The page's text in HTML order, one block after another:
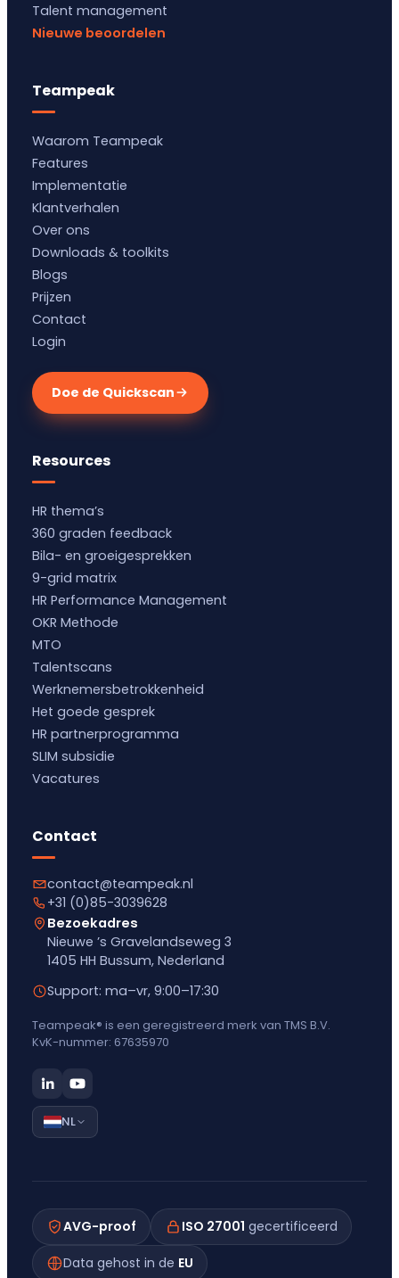
Talent management
Nieuwe beoordelen
Teampeak
Waarom Teampeak
Features
Implementatie
Klantverhalen
Over ons
Downloads & toolkits
Blogs
Prijzen
Contact
Login
Doe de Quickscan
Resources
HR thema’s
360 graden feedback
Bila- en groeigesprekken
9-grid matrix
HR Performance Management
OKR Methode
MTO
Talentscans
Werknemersbetrokkenheid
Het goede gesprek
HR partnerprogramma
SLIM subsidie
Vacatures
Contact
contact@teampeak.nl
+31 (0)85-3039628
Bezoekadres
Nieuwe ’s Gravelandseweg 3
1405 HH Bussum, Nederland
Support: ma–vr, 9:00–17:30
Teampeak® is een geregistreerd merk van TMS B.V.
KvK-nummer: 67635970
NL
AVG-proof ISO 27001 gecertificeerd
Data gehost in de EU